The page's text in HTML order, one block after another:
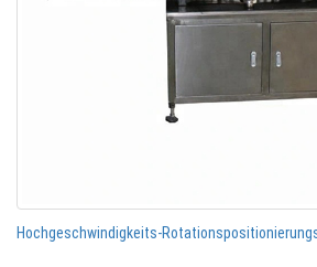
Hochgeschwindigkeits-